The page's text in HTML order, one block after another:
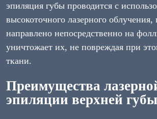
эпиляция губы проводится с
высокоточного лазерного облучения,
направлено непосредственно на
уничтожает их, не повреждая при
ткани.
Преимущества
эпиляции верхней